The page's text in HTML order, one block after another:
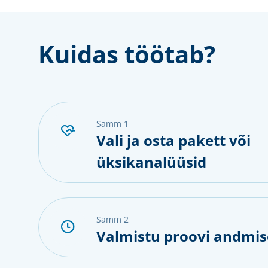
Kuidas töötab?
samm 1
Vali ja osta pakett või
üksikanalüüsid
samm 2
Valmistu proovi